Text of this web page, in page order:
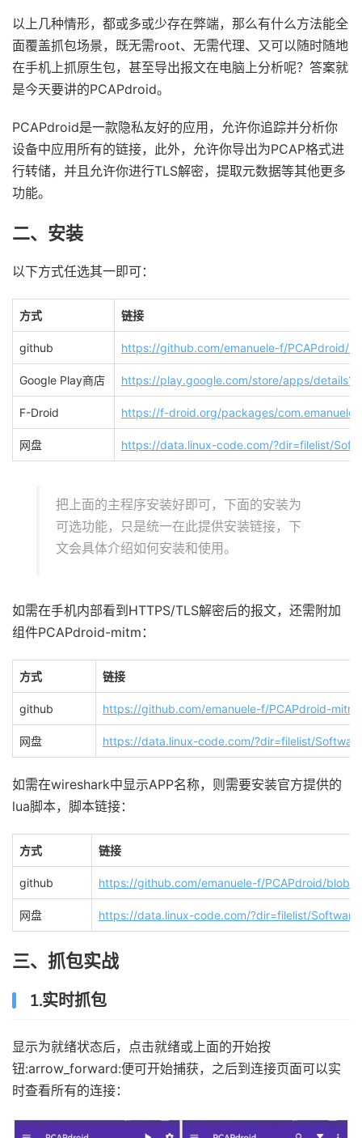
以上几种情形，都或多或少存在弊端，那么有什么方法能全
面覆盖抓包场景，既无需root、无需代理、又可以随时随地
在手机上抓原生包，甚至导出报文在电脑上分析呢？答案就
是今天要讲的PCAPdroid。
PCAPdroid是一款隐私友好的应用，允许你追踪并分析你
设备中应用所有的链接，此外，允许你导出为PCAP格式进
行转储，并且允许你进行TLS解密，提取元数据等其他更多
功能。
二、安装
以下方式任选其一即可：
方式 链接
github https://github.com/emanuele-f/PCAPdroid/
Google Play商店 https://play.google.com/store/apps/
F-Droid https://f-droid.org/packages/
网盘 https://data.linux-code.com/?dir=filelist/
把上面的主程序安装好即可，下面的安装为
可选功能，只是统一在此提供安装链接，下
文会具体介绍如何安装和使用。
如需在手机内部看到HTTPS/TLS解密后的报文，还需附加
组件PCAPdroid-mitm：
方式 链接
github https://github.com/emanuele-f/PCAPdroid-
网盘 https://data.linux-code.com/?dir=filelist/
如需在wireshark中显示APP名称，则需要安装官方提供的
lua脚本，脚本链接：
方式 链接
github https://github.com/emanuele-f/PCAPdroid/blob/
网盘 https://data.linux-code.com/?dir=filelist/
三、抓包实战
1.实时抓包
显示为就绪状态后，点击就绪或上面的开始按
钮:arrow_forward:便可开始捕获，之后到连接页面可以实
时查看所有的连接：